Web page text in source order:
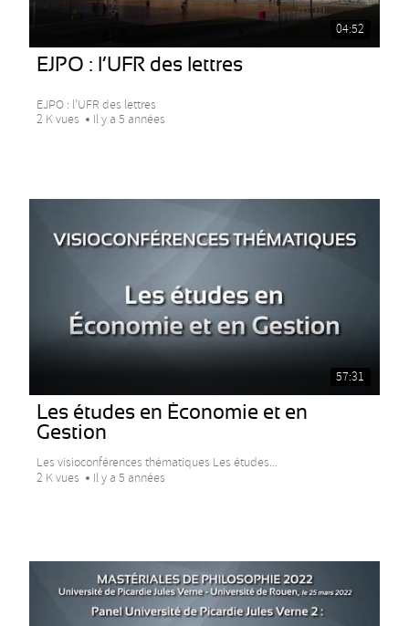
04:52
EJPO : l’UFR des lettres
EJPO : l’UFR des lettres
2 K vues
Il y a 5 années
57:31
Les études en Économie et en
Gestion
Les visioconférences thématiques Les études...
2 K vues
Il y a 5 années